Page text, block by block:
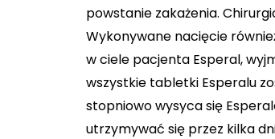
powstanie zakażenia.
Wykonywane nacięcie
w ciele pacjenta Esperal,
wszystkie tabletki Esperalu
stopniowo wysyca się
utrzymywać się przez kilka